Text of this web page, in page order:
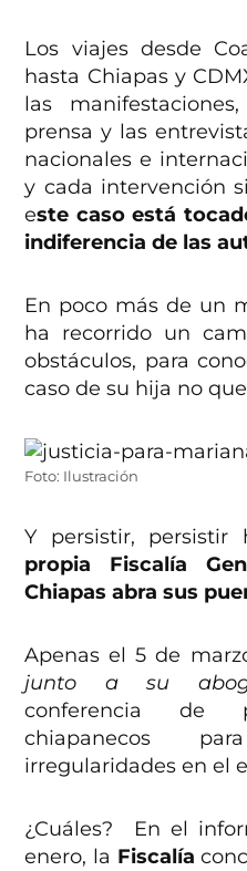
Los viajes desde
hasta Chiapas y
las
prensa y las
nacionales e
y cada intervención
este caso está
indiferencia de las
En poco más de un
ha recorrido un
obstáculos, para
caso de su hija no
Foto: Ilustración
Y persistir, persistir
propia Fiscalía
Chiapas abra sus
Apenas el 5 de
junto a su
conferencia de
chiapanecos
irregularidades en el
¿Cuáles?
En el
enero, la Fiscalía